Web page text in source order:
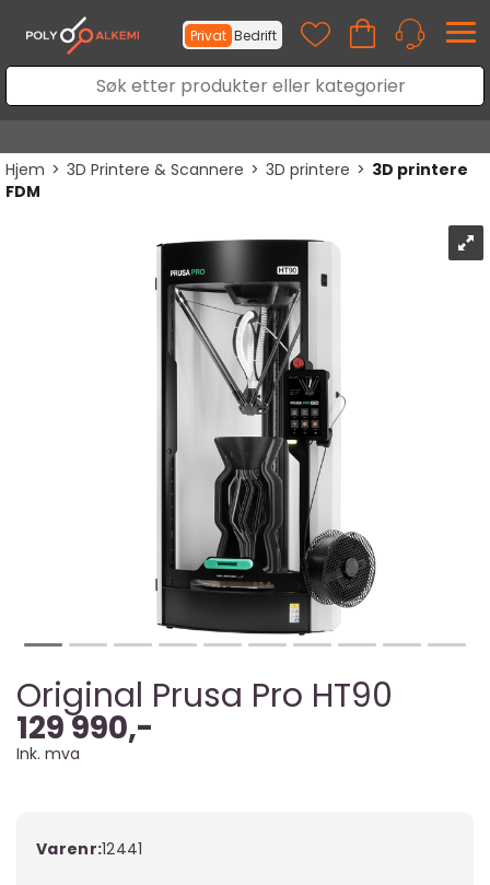
Privat Bedrift
Hjem>3D Printere & Scannere>3D printere>3D printere
FDM
Original Prusa Pro HT90
129 990,-
Ink. mva
Varenr:12441